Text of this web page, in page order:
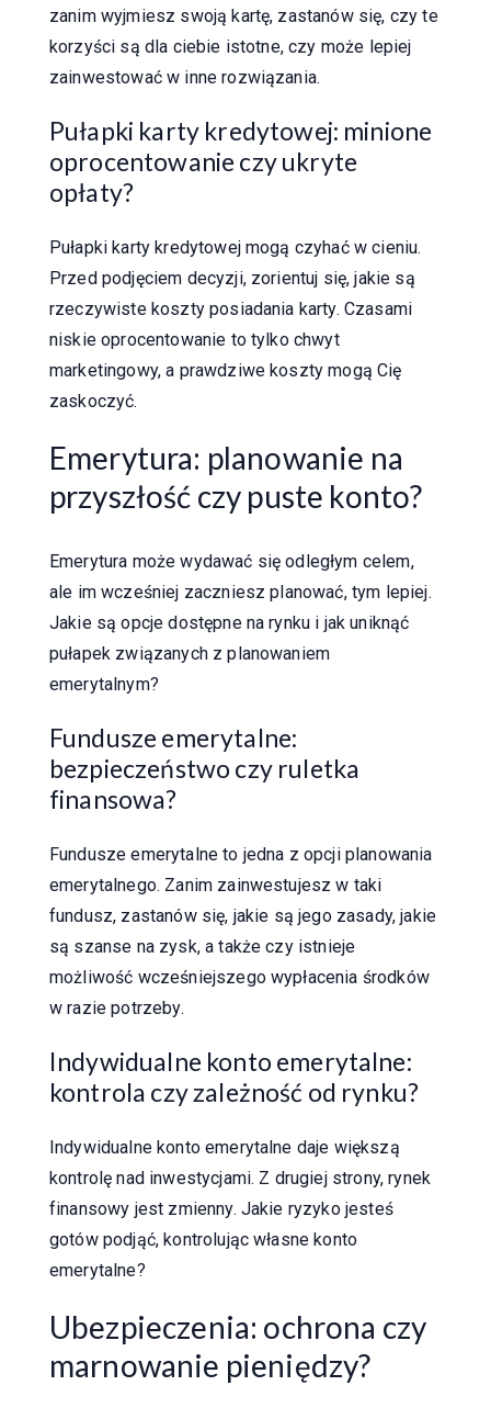
zanim wyjmiesz swoją kartę, zastanów się, czy te
korzyści są dla ciebie istotne, czy może lepiej
zainwestować w inne rozwiązania.
Pułapki karty kredytowej: minione
oprocentowanie czy ukryte
opłaty?
Pułapki karty kredytowej mogą czyhać w cieniu.
Przed podjęciem decyzji, zorientuj się, jakie są
rzeczywiste koszty posiadania karty. Czasami
niskie oprocentowanie to tylko chwyt
marketingowy, a prawdziwe koszty mogą Cię
zaskoczyć.
Emerytura: planowanie na
przyszłość czy puste konto?
Emerytura może wydawać się odległym celem,
ale im wcześniej zaczniesz planować, tym lepiej.
Jakie są opcje dostępne na rynku i jak uniknąć
pułapek związanych z planowaniem
emerytalnym?
Fundusze emerytalne:
bezpieczeństwo czy ruletka
finansowa?
Fundusze emerytalne to jedna z opcji planowania
emerytalnego. Zanim zainwestujesz w taki
fundusz, zastanów się, jakie są jego zasady, jakie
są szanse na zysk, a także czy istnieje
możliwość wcześniejszego wypłacenia środków
w razie potrzeby.
Indywidualne konto emerytalne:
kontrola czy zależność od rynku?
Indywidualne konto emerytalne daje większą
kontrolę nad inwestycjami. Z drugiej strony, rynek
finansowy jest zmienny. Jakie ryzyko jesteś
gotów podjąć, kontrolując własne konto
emerytalne?
Ubezpieczenia: ochrona czy
marnowanie pieniędzy?